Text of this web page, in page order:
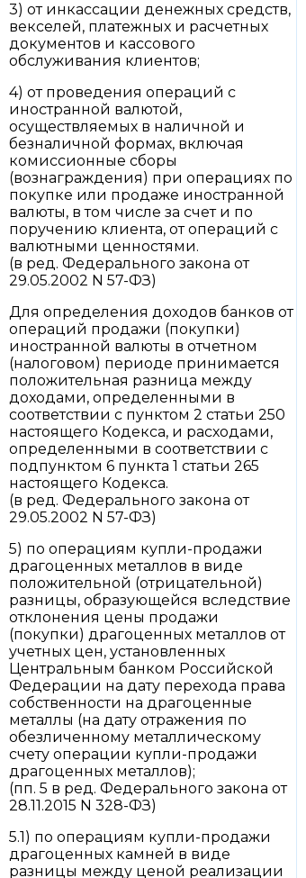
3) от инкассации денежных средств,
векселей, платежных и расчетных
документов и кассового
обслуживания клиентов;
4) от проведения операций с
иностранной валютой,
осуществляемых в наличной и
безналичной формах, включая
комиссионные сборы
(вознаграждения) при операциях по
покупке или продаже иностранной
валюты, в том числе за счет и по
поручению клиента, от операций с
валютными ценностями.
(в ред. Федерального закона от
29.05.2002 N 57-ФЗ)
Для определения доходов банков от
операций продажи (покупки)
иностранной валюты в отчетном
(налоговом) периоде принимается
положительная разница между
доходами, определенными в
соответствии с пунктом 2 статьи 250
настоящего Кодекса, и расходами,
определенными в соответствии с
подпунктом 6 пункта 1 статьи 265
настоящего Кодекса.
(в ред. Федерального закона от
29.05.2002 N 57-ФЗ)
5) по операциям купли-продажи
драгоценных металлов в виде
положительной (отрицательной)
разницы, образующейся вследствие
отклонения цены продажи
(покупки) драгоценных металлов от
учетных цен, установленных
Центральным банком Российской
Федерации на дату перехода права
собственности на драгоценные
металлы (на дату отражения по
обезличенному металлическому
счету операции купли-продажи
драгоценных металлов);
(пп. 5 в ред. Федерального закона от
28.11.2015 N 328-ФЗ)
5.1) по операциям купли-продажи
драгоценных камней в виде
разницы между ценой реализации